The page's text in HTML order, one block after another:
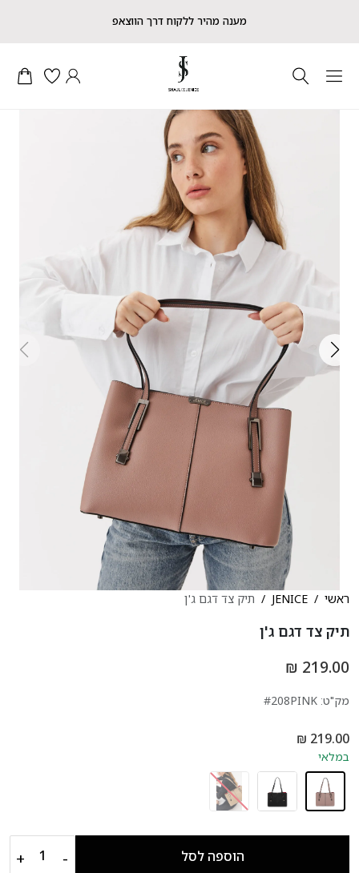
מענה מהיר ללקוח דרך הווצאפ
ראשי JENICE תיק צד דגם ג'ן
תיק צד דגם ג'ן
219.00 ₪
מק"ט: #208PINK
במלאי
הוספה לסל −
+